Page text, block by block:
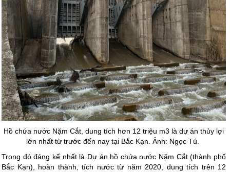
Hồ chứa nước Nặm Cắt, dung tích hơn 12 triệu m3 là dự án thủy lợi
lớn nhất từ trước đến nay tại Bắc Kạn. Ảnh: Ngọc Tú.
Trong đó đáng kể nhất là Dự án hồ chứa nước Nặm Cắt (thành phố
Bắc Kạn), hoàn thành, tích nước từ năm 2020, dung tích trên 12